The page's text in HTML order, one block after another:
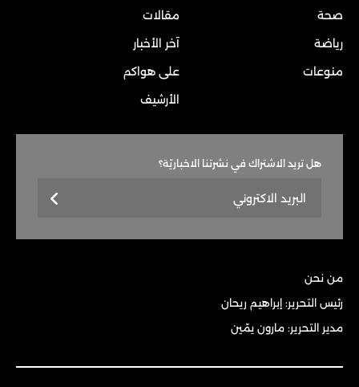
صحة
رياضة
منوعات
مقالات
آخر الأخبار
على هواكم
الأرشيف
هل تريد الاشتراك في نشرتنا الاخباريّة؟
من نحن
رئيس التحرير: إبراهيم ريحان
مدير التحرير: مارون يمّين